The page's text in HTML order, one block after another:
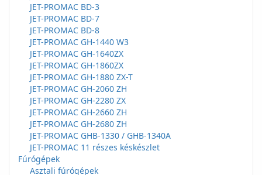
JET-PROMAC BD-3
JET-PROMAC BD-7
JET-PROMAC BD-8
JET-PROMAC GH-1440 W3
JET-PROMAC GH-1640ZX
JET-PROMAC GH-1860ZX
JET-PROMAC GH-1880 ZX-T
JET-PROMAC GH-2060 ZH
JET-PROMAC GH-2280 ZX
JET-PROMAC GH-2660 ZH
JET-PROMAC GH-2680 ZH
JET-PROMAC GHB-1330 / GHB-1340A
JET-PROMAC 11 részes késkészlet
Fúrógépek
Asztali fúrógépek